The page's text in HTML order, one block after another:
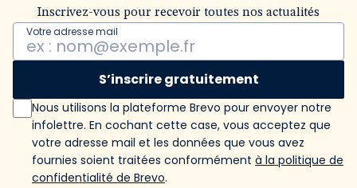
Inscrivez-vous pour recevoir toutes nos actualités
Votre adresse mail
S’inscrire gratuitement
Nous utilisons la plateforme Brevo pour envoyer notre
infolettre. En cochant cette case, vous acceptez que
votre adresse mail et les données que vous avez
fournies soient traitées conformément à la politique de
confidentialité de Brevo.